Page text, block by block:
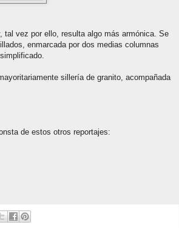
tal vez por ello, resulta algo más armónica. Se
enmarcada por dos medias columnas
sillería de granito, acompañada
de estos otros reportajes: